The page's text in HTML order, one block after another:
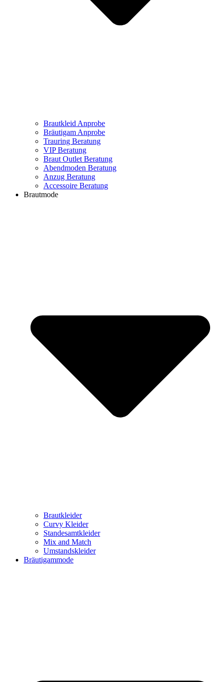
Brautkleid Anprobe
Bräutigam Anprobe
Trauring Beratung
VIP Beratung
Braut Outlet Beratung
Abendmoden Beratung
Anzug Beratung
Accessoire Beratung
Brautmode
Brautkleider
Curvy Kleider
Standesamtkleider
Mix and Match
Umstandskleider
Bräutigammode